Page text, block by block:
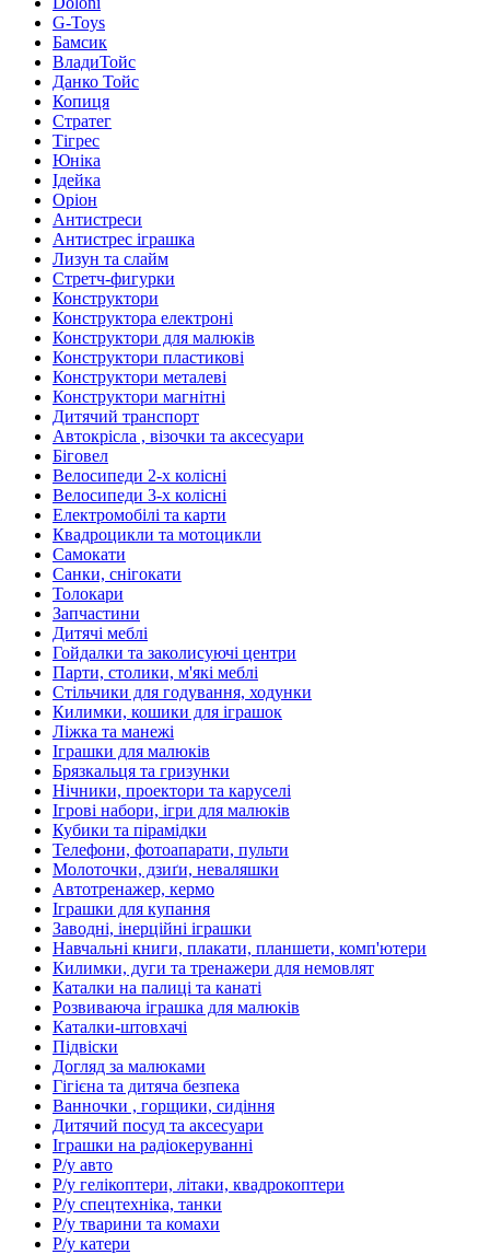
G-Toys
Бамсик
ВладиТойс
Данко Тойс
Копиця
Стратег
Тігрес
Юніка
Ідейка
Оріон
Антистреси
Антистрес іграшка
Лизун та слайм
Стретч-фигурки
Конструктори
Конструктора електроні
Конструктори для малюків
Конструктори пластикові
Конструктори металеві
Конструктори магнітні
Дитячий транспорт
Автокрісла , візочки та аксесуари
Біговел
Велосипеди 2-х колісні
Велосипеди 3-х колісні
Електромобілі та карти
Квадроцикли та мотоцикли
Самокати
Санки, снігокати
Толокари
Запчастини
Дитячі меблі
Гойдалки та заколисуючі центри
Парти, столики, м'які меблі
Стільчики для годування, ходунки
Килимки, кошики для іграшок
Ліжка та манежі
Іграшки для малюків
Брязкальця та гризунки
Нічники, проектори та каруселі
Ігрові набори, ігри для малюків
Кубики та пірамідки
Телефони, фотоапарати, пульти
Молоточки, дзиґи, неваляшки
Автотренажер, кермо
Іграшки для купання
Заводні, інерційні іграшки
Навчальні книги, плакати, планшети, комп'ютери
Килимки, дуги та тренажери для немовлят
Каталки на палиці та канаті
Розвиваюча іграшка для малюків
Каталки-штовхачі
Підвіски
Догляд за малюками
Гігієна та дитяча безпека
Ванночки , горщики, сидіння
Дитячий посуд та аксесуари
Іграшки на радіокеруванні
Р/у авто
Р/у гелікоптери, літаки, квадрокоптери
Р/у спецтехніка, танки
Р/у тварини та комахи
Р/у катери